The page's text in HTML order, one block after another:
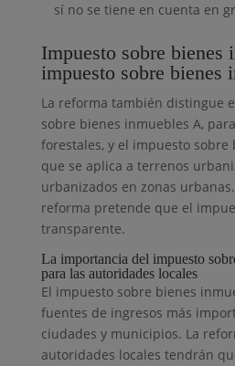
sí no se tiene en cuenta en
Impuesto sobre bienes
impuesto sobre bienes
La reforma también distingue
sobre bienes inmuebles A,
forestales, y el impuesto sobre
que se aplica a terrenos
urbanizados en zonas
reforma pretende que el
transparente.
La importancia del impuesto
para las autoridades locales
El impuesto sobre bienes
fuentes de ingresos más
ciudades y municipios. La
autoridades locales tendrán